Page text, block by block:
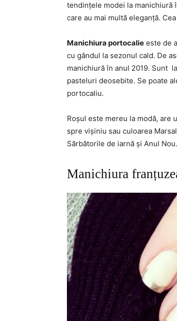
tendințele modei la manichiură
care au mai multă eleganță.
Manichiura portocalie este de
cu gândul la sezonul cald. De
manichiură în anul 2019. Sunt
pasteluri deosebite. Se poate
portocaliu.
Roșul este mereu la modă,
spre vișiniu sau culoarea
Sărbătorile de iarnă și Anul Nou.
Manichiura